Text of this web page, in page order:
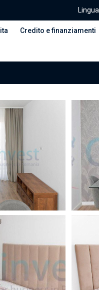
Lingua
Credito e finanziamenti